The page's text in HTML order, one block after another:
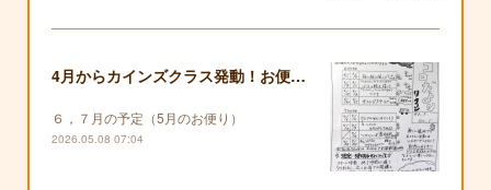
4月からカインズクラス発動！お便りも復活します！
６，７月の予定（5月のお便り）
2026.05.08 07:04